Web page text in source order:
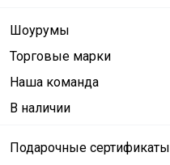
Шоурумы
Торговые марки
Наша команда
В наличии
Подарочные сертификаты